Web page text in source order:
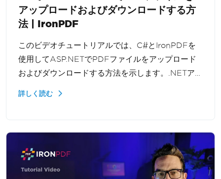
アップロードおよびダウンロードする方
法 | IronPDF
このビデオチュートリアルでは、C#とIronPDFを
使用してASP.NETでPDFファイルをアップロード
およびダウンロードする方法を示します。.NETアプ
詳しく読む